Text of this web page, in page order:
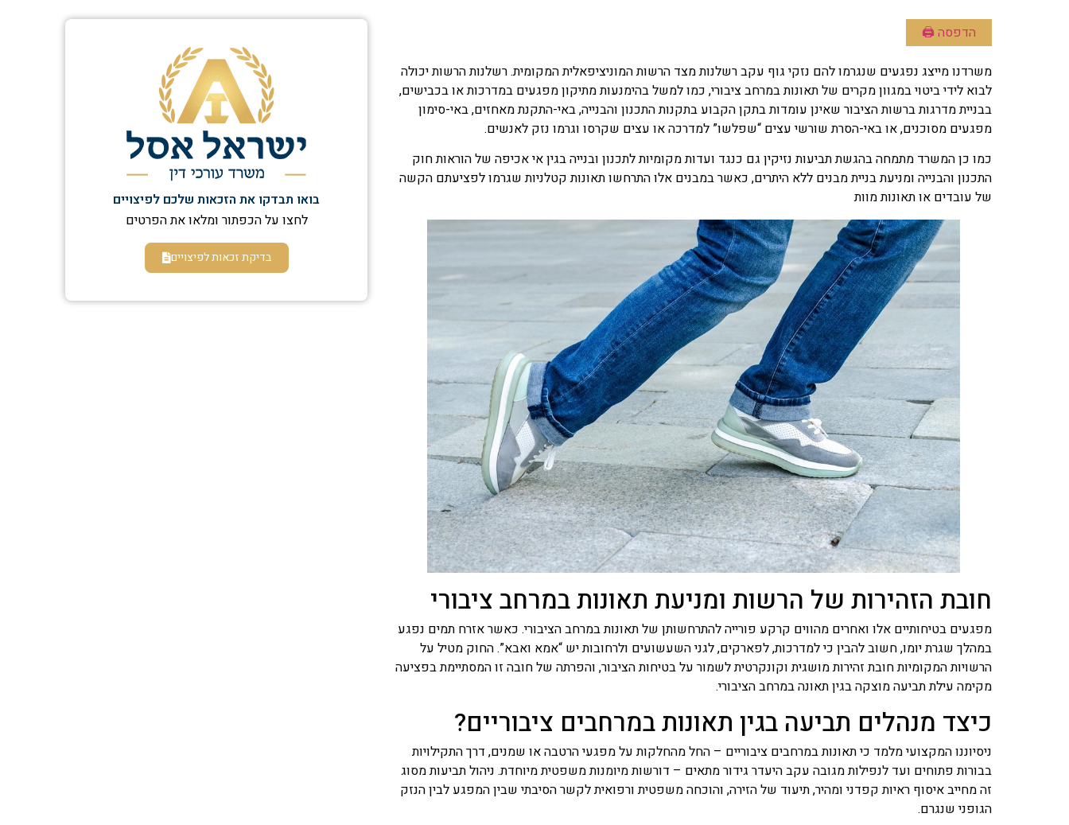
הדפסה 🖨
משרדנו מייצג נפגעים שנגרמו להם נזקי גוף עקב רשלנות מצד הרשות המוניציפאלית המקומית. רשלנות הרשות יכולה
לבוא לידי ביטוי במגוון מקרים של תאונות במרחב ציבורי, כמו למשל בהימנעות מתיקון מפגעים במדרכות או בכבישים,
בבניית מדרגות ברשות הציבור שאינן עומדות בתקן הקבוע בתקנות התכנון והבנייה, באי-התקנת מאחזים, באי-סימון
מפגעים מסוכנים, או באי-הסרת שורשי עצים “שפלשו” למדרכה או עצים שקרסו וגרמו נזק לאנשים.
כמו כן המשרד מתמחה בהגשת תביעות נזיקין גם כנגד ועדות מקומיות לתכנון ובנייה בגין אי אכיפה של הוראות חוק
התכנון והבנייה ומניעת בניית מבנים ללא היתרים, כאשר במבנים אלו התרחשו תאונות קטלניות שגרמו לפציעתם הקשה
של עובדים או תאונות מוות
חובת הזהירות של הרשות ומניעת תאונות במרחב ציבורי
מפגעים בטיחותיים אלו ואחרים מהווים קרקע פורייה להתרחשותן של תאונות במרחב הציבורי. כאשר אזרח תמים נפגע
במהלך שגרת יומו, חשוב להבין כי למדרכות, לפארקים, לגני השעשועים ולרחובות יש “אמא ואבא”. החוק מטיל על
הרשויות המקומיות חובת זהירות מושגית וקונקרטית לשמור על בטיחות הציבור, והפרתה של חובה זו המסתיימת בפציעה
מקימה עילת תביעה מוצקה בגין תאונה במרחב הציבורי.
כיצד מנהלים תביעה בגין תאונות במרחבים ציבוריים?
ניסיוננו המקצועי מלמד כי תאונות במרחבים ציבוריים – החל מהחלקות על מפגעי הרטבה או שמנים, דרך התקילויות
בבורות פתוחים ועד לנפילות מגובה עקב היעדר גידור מתאים – דורשות מיומנות משפטית מיוחדת. ניהול תביעות מסוג
זה מחייב איסוף ראיות קפדני ומהיר, תיעוד של הזירה, והוכחה משפטית ורפואית לקשר הסיבתי שבין המפגע לבין הנזק
הגופני שנגרם.
בואו תבדקו את הזכאות שלכם לפיצויים
לחצו על הכפתור ומלאו את הפרטים
בדיקת זכאות לפיצויים